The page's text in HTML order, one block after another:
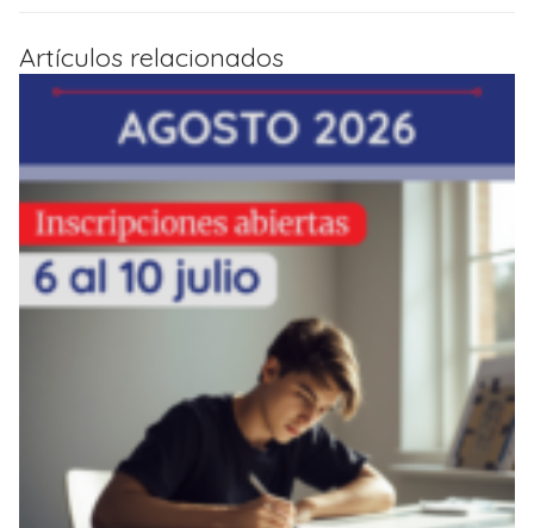
Artículos relacionados